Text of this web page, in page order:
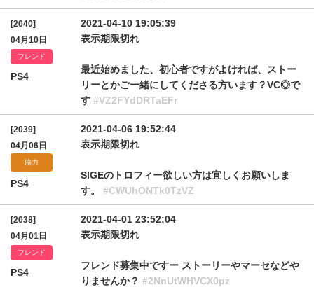
[2040]
04月10日
フレンド
PS4
2021-04-10 19:05:39
表示期限切れ
最近始めました、初心者ですがよければ、ストー
リーとかご一緒にしてくださる方います？VC◎で
す #VZ2FYdDRTaEFr
[2039]
04月06日
協力
PS4
2021-04-06 19:52:44
表示期限切れ
SIGEのトロフィー欲しい方は宜しくお願いしま
す。 #CWUhONTk0TzVZ
[2038]
04月01日
フレンド
PS4
2021-04-01 23:52:04
表示期限切れ
フレンド募集中ですー ストーリーやマーセなどや
りませんか？ #2NnUtWHVCX0pz